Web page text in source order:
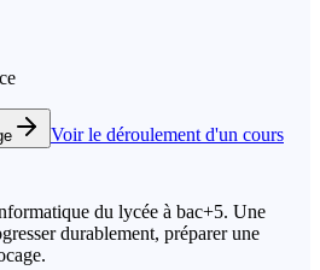
Voir le déroulement d'un cours
du lycée à bac+5. Une
durablement, préparer une